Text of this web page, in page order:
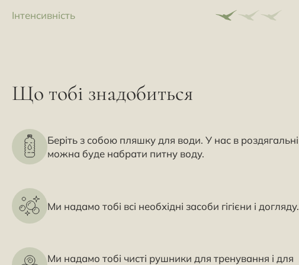
Інтенсивність
Що тобі знадобиться
Беріть з собою пляшку для води. У нас в роздягальні
можна буде набрати питну воду.
Ми надамо тобі всі необхідні засоби гігієни і догляду.
Ми надамо тобі чисті рушники для тренування і для